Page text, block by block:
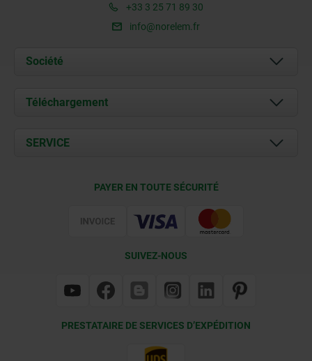
+33 3 25 71 89 30
info@norelem.fr
Société
À propos de nous
Contact
Téléchargement
Documents
SERVICE
PAYER EN TOUTE SÉCURITÉ
SUIVEZ-NOUS
PRESTATAIRE DE SERVICES D’EXPÉDITION